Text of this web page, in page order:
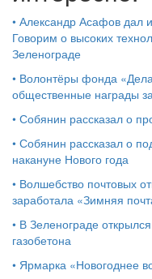
• Александр Асафов дал
Говорим о высоких
Зеленограде
• Волонтёры фонда
общественные награды
• Собянин рассказал о
• Собянин рассказал о
накануне Нового года
• Волшебство почтовых
заработала «Зимняя
• В Зеленограде
газобетона
• Ярмарка «Новогоднее